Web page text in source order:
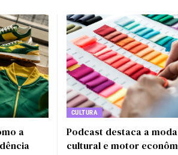
a
CULTURA
Podcast destaca a
cultural e motor